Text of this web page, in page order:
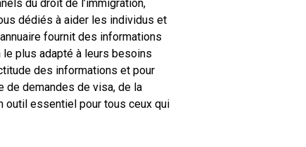
du droit de l’immigration,
dédiés à aider les individus et
fournit des informations
plus adapté à leurs besoins
des informations et pour
de demandes de visa, de la
outil essentiel pour tous ceux qui